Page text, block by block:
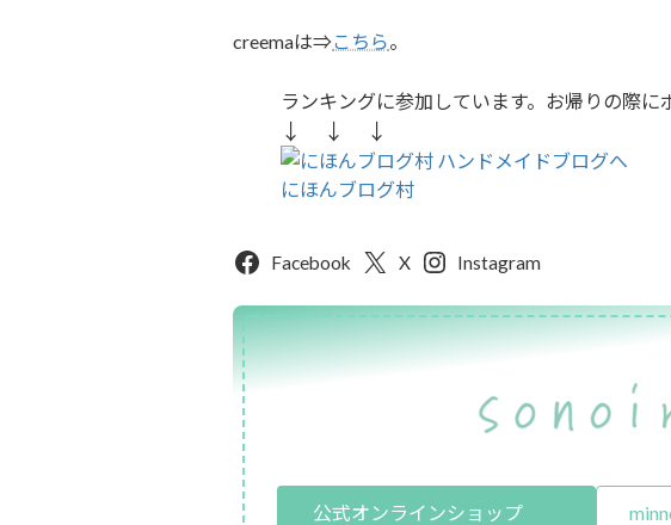
creemaは⇒こちら。
ランキングに参加しています。お帰りの際に
↓ ↓ ↓
にほんブログ村
Facebook X Instagram
公式オンラインショップ